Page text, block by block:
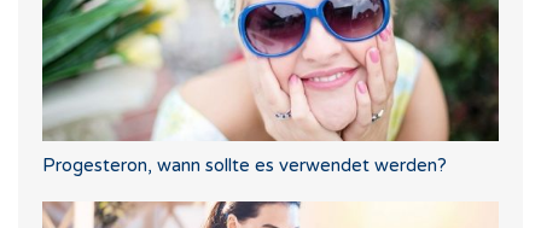
Progesteron, wann sollte es verwendet werden?